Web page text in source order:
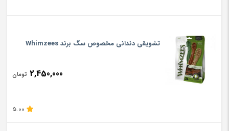
تشویقی دندانی مخصوص سگ برند Whimzees
2,450,000 تومان
5.00